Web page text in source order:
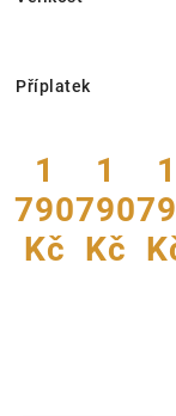
Příplatek
1
790
Kč
1
790
Kč
1